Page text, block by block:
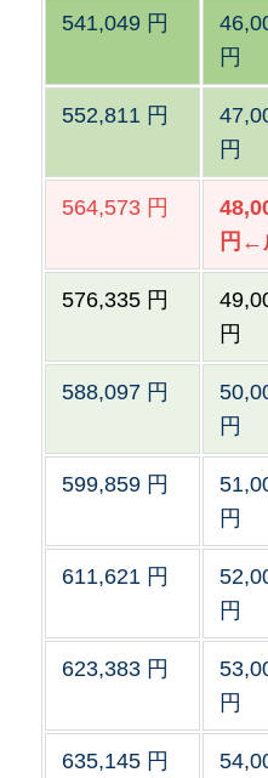
541,049 円
円
552,811 円
円
564,573 円
円←
576,335 円
円
588,097 円
円
599,859 円
円
611,621 円
円
623,383 円
円
635,145 円